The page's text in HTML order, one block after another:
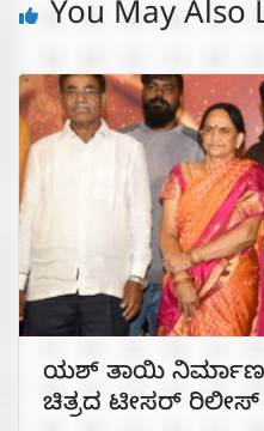
You May Also
ಯಶ್ ತಾಯಿ ನಿರ್ಮಾಣದ
ಚಿತ್ರದ ಟೀಸರ್